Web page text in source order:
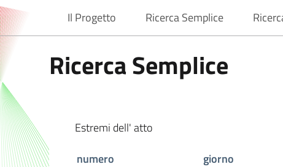
Normattiva
Il Progetto
current Ricerca Semplice
Ricerca Semplice
Estremi dell' atto
numero
giorno